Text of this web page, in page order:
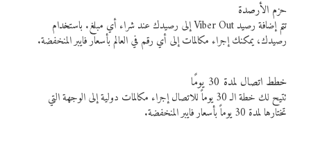
حزم الأرصدة
تتم إضافة رصيد Viber Out إلى رصيدك عند شراء أي مبلغ. باستخدام
رصيدك، يمكنك إجراء مكالمات إلى أي رقم في العالم بأسعار فايبر المنخفضة.
خطط اتصال لمدة 30 يومًا
تتيح لك خطة الـ 30 يوماً للاتصال إجراء مكالمات دولية إلى الوجهة التي
تختارها لمدة 30 يوماً بأسعار فايبر المنخفضة.